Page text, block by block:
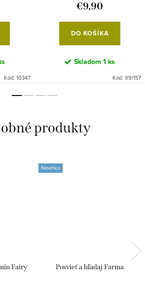
Kód: 10347
€9,90
DO KOŠÍKA
Skladom 1 ks
Kód: 99/157
Fairy
Novinka
Posvieť a hľadaj Farma